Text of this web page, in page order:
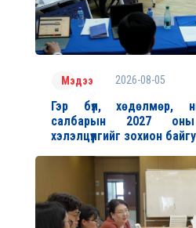
Мэдээ 2026-08-05
Гэр бүл, хөдөлмөр,
салбарын 2027
хэлэлцүүлгийг зохион